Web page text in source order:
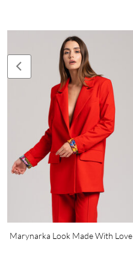
Marynarka Look Made With Love